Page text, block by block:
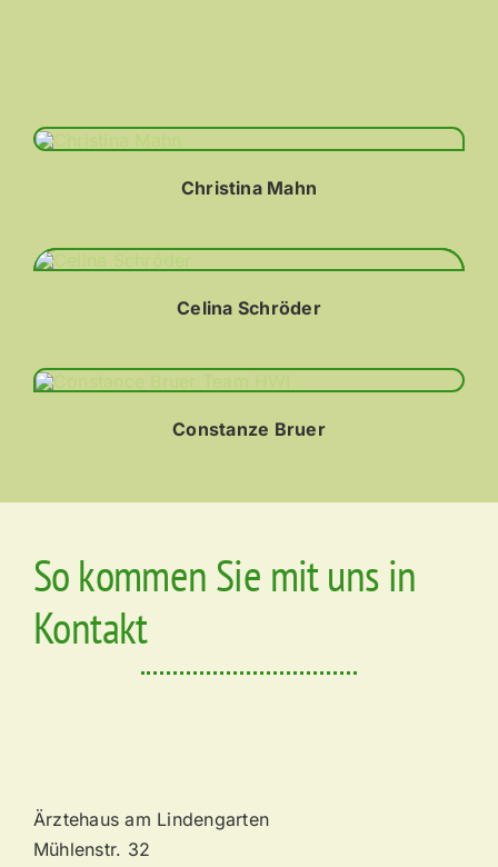
Christina Mahn
Celina Schröder
Constanze Bruer
So kommen Sie mit uns in
Kontakt
Ärztehaus am Lindengarten
Mühlenstr. 32